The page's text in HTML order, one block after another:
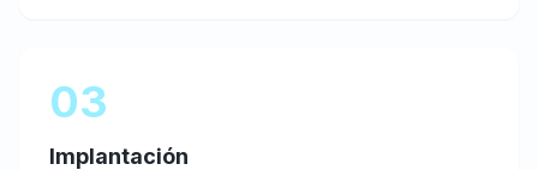
03
Implantación